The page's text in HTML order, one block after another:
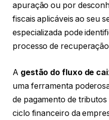
apuração ou por
fiscais aplicáveis ao seu
especializada pode
processo de
A gestão do fluxo de
uma ferramenta
de pagamento de
ciclo financeiro da